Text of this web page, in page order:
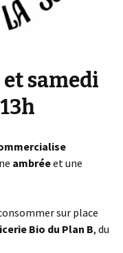
samedi
ambréeet une
sur place
Bio du Plan B, du